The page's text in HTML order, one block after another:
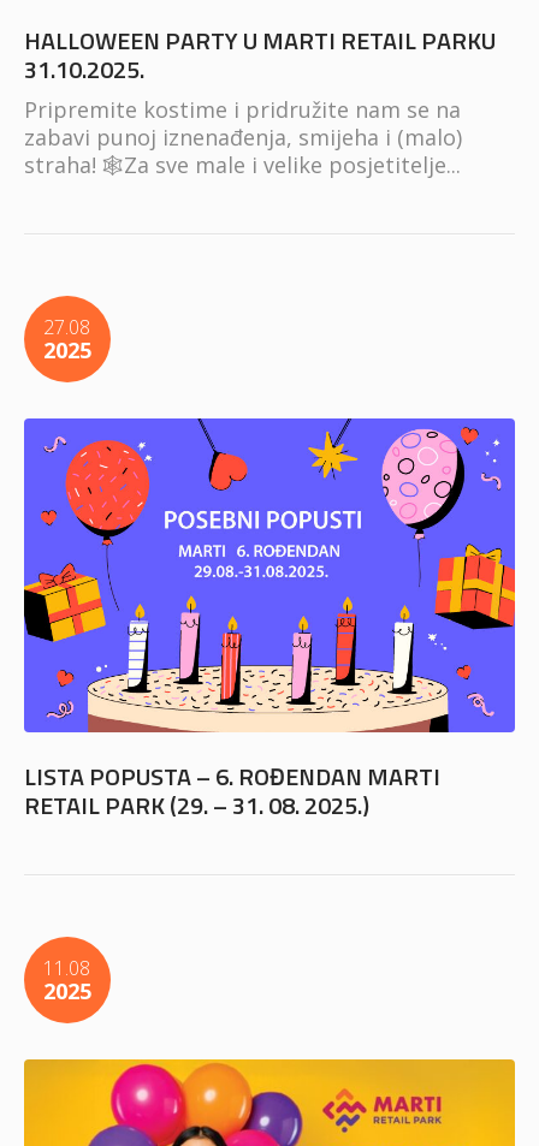
HALLOWEEN PARTY U MARTI RETAIL PARKU
31.10.2025.
Pripremite kostime i pridružite nam se na
zabavi punoj iznenađenja, smijeha i (malo)
straha! 🕸️Za sve male i velike posjetitelje...
27.08
2025
LISTA POPUSTA – 6. ROĐENDAN MARTI
RETAIL PARK (29. – 31. 08. 2025.)
11.08
2025